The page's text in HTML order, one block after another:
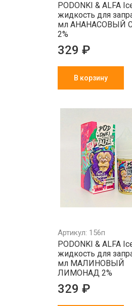
PODONKI & ALFA
жидкость для
мл АНАНАСОВЫЙ
2%
329 ₽
В корзину
Артикул: 156п
PODONKI & ALFA
жидкость для
мл МАЛИНОВЫЙ
ЛИМОНАД 2%
329 ₽